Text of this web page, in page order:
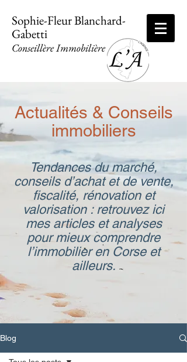
Sophie-Fleur Blanchard-
Gabetti
Conseillère Immobilière
Actualités & Conseils
immobiliers
Tendances du marché,
conseils d’achat et de vente,
fiscalité, rénovation et
valorisation : retrouvez ici
mes articles et analyses
pour mieux comprendre
l’immobilier en Corse et
ailleurs.
Blog